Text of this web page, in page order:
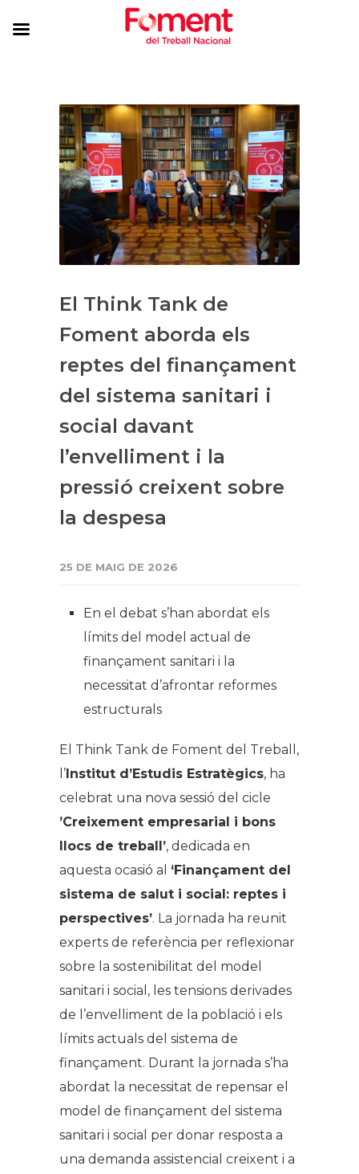
El Think Tank de
Foment aborda els
reptes del finançament
del sistema sanitari i
social davant
l’envelliment i la
pressió creixent sobre
la despesa
25 DE MAIG DE 2026
En el debat s’han abordat els
límits del model actual de
finançament sanitari i la
necessitat d’afrontar reformes
estructurals
El Think Tank de Foment del Treball,
l’Institut d’Estudis Estratègics, ha
celebrat una nova sessió del cicle
’Creixement empresarial i bons
llocs de treball’, dedicada en
aquesta ocasió al ‘Finançament del
sistema de salut i social: reptes i
perspectives’. La jornada ha reunit
experts de referència per reflexionar
sobre la sostenibilitat del model
sanitari i social, les tensions derivades
de l’envelliment de la població i els
límits actuals del sistema de
finançament. Durant la jornada s’ha
abordat la necessitat de repensar el
model de finançament del sistema
sanitari i social per donar resposta a
una demanda assistencial creixent i a